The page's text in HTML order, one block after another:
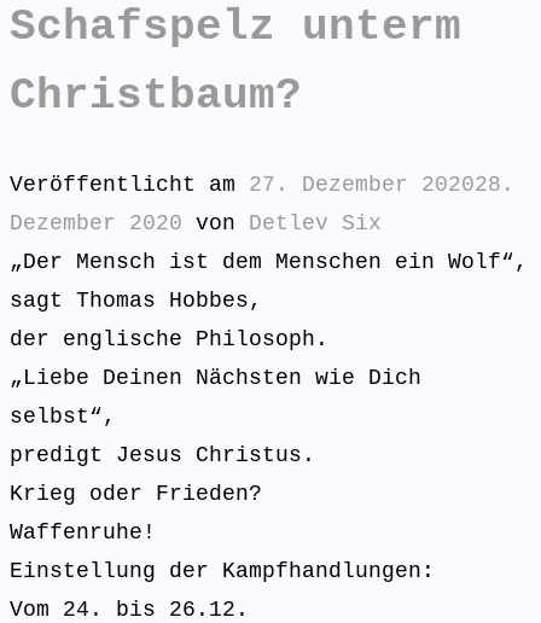
Schafspelz unterm
Christbaum?
Veröffentlicht am 27. Dezember 202028.
Dezember 2020 von Detlev Six
„Der Mensch ist dem Menschen ein Wolf“,
sagt Thomas Hobbes,
der englische Philosoph.
„Liebe Deinen Nächsten wie Dich
selbst“,
predigt Jesus Christus.
Krieg oder Frieden?
Waffenruhe!
Einstellung der Kampfhandlungen:
Vom 24. bis 26.12.